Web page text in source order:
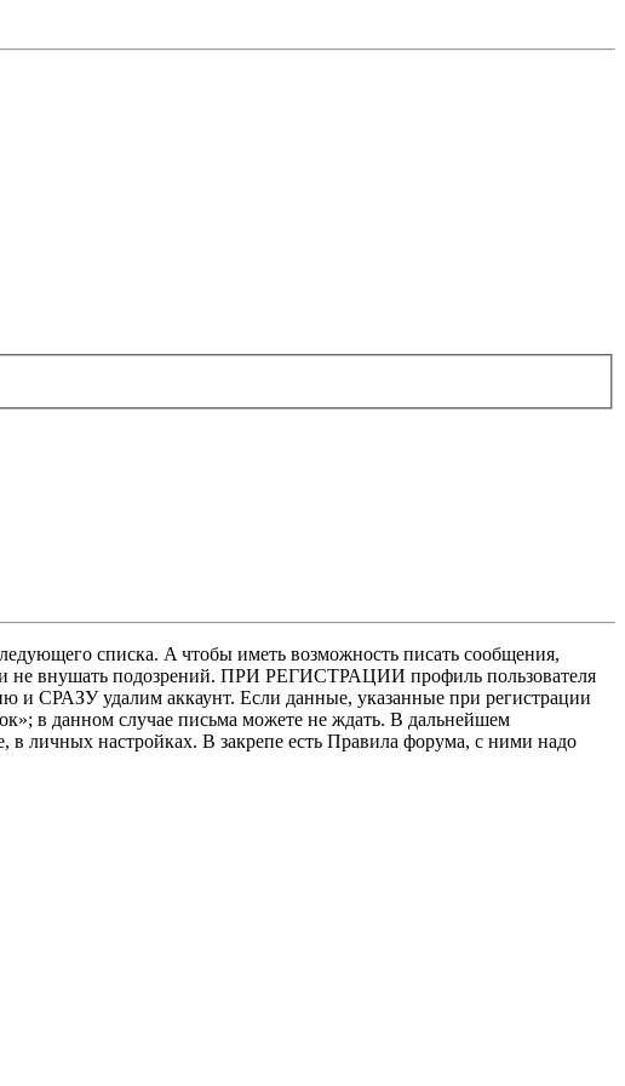
списка. A чтобы иметь возможность писать сообщения,
не внушать подозрений. ПРИ РЕГИСТРАЦИИ профиль пользователя
СРАЗУ удалим аккаунт. Если данные, указанные при регистрации
в данном случае письма можете не ждать. В дальнейшем
в личных настройках. В закрепе есть Правила форума, с ними надо